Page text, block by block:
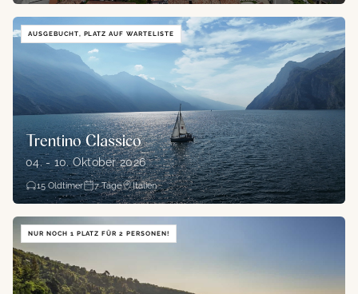
AUSGEBUCHT, PLATZ AUF WARTELISTE
Trentino Classico
04. - 10. Oktober 2026
15Oldtimer 7Tage Italien
NUR NOCH 1 PLATZ FÜR 2 PERSONEN!